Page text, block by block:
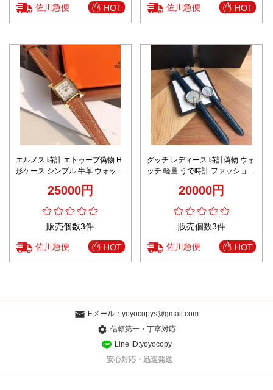
佐川急便 HOT 佐川急便 HOT
エルメス 時計 エトゥープ偽物 H
形ケース シンプル 牛革 ウォッチ
25000円
販売個数3件
佐川急便 HOT
グッチ レディース 時計偽物 ウォ
ッチ 軽量 うで時計 ファッション
20000円
販売個数3件
佐川急便 HOT
Eメール： yoyocopys@gmail.com
信頼第一・丁寧対応
Line ID:yoyocopy
安心対応・迅速発送